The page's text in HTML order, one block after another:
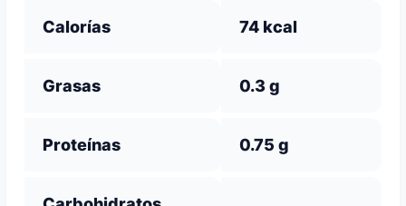
Calorías 74 kcal
Grasas 0.3 g
Proteínas 0.75 g